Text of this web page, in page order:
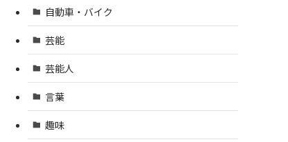
自動車・バイク
芸能
芸能人
言葉
趣味